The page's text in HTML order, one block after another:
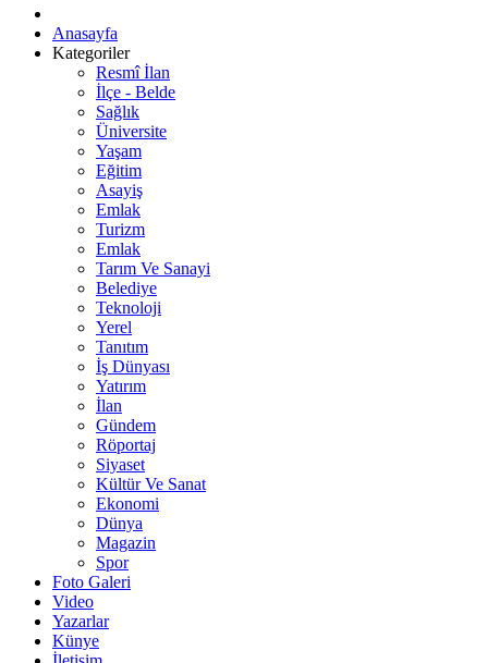
Anasayfa
Kategoriler
Resmî İlan
İlçe - Belde
Sağlık
Üniversite
Yaşam
Eğitim
Asayiş
Emlak
Turizm
Emlak
Tarım Ve Sanayi
Belediye
Teknoloji
Yerel
Tanıtım
İş Dünyası
Yatırım
İlan
Gündem
Röportaj
Siyaset
Kültür Ve Sanat
Ekonomi
Dünya
Magazin
Spor
Foto Galeri
Video
Yazarlar
Künye